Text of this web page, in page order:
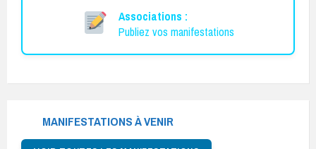
Associations :
Publiez vos manifestations
MANIFESTATIONS À VENIR